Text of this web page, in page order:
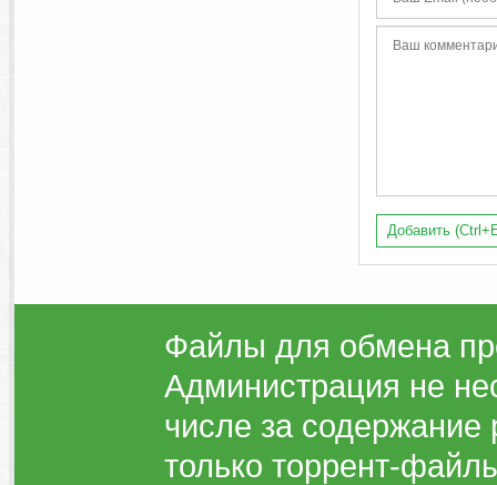
Добавить
Файлы для обмена
Администрация не
числе за
только торрент-